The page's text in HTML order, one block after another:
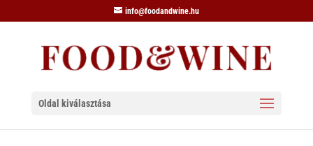
info@foodandwine.hu
Oldal kiválasztása